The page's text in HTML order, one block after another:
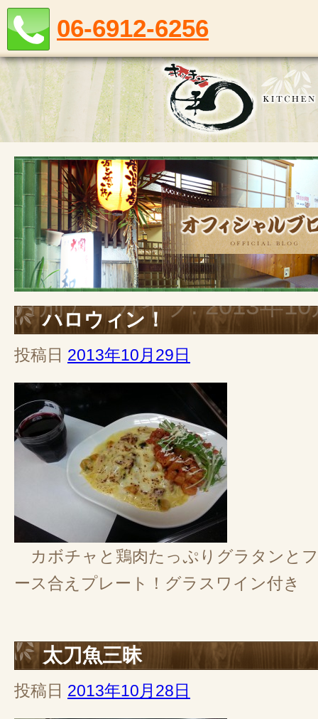
06-6912-6256
月別アーカイブ:2013年10
ハロウィン！
投稿日 2013年10月29日
カボチャと鶏肉たっぷりグラタンと
ース合えプレート！グラスワイン付き
太刀魚三昧
投稿日 2013年10月28日